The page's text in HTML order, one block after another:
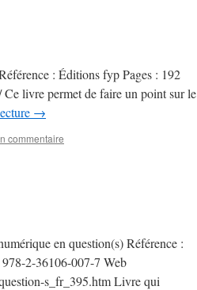
: Éditions fyp Pages : 192
livre permet de faire un point sur le
→
commentaire
en question(s) Référence :
2-36106-007-7 Web
s_fr_395.htm Livre qui